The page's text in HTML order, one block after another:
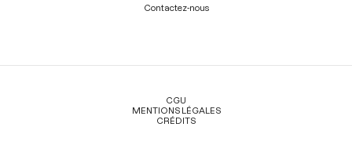
Contactez-nous
Légal
CGU
MENTIONS LÉGALES
CRÉDITS